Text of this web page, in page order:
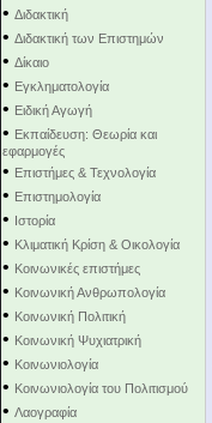
• Διδακτική
• Διδακτική των Επιστημών
• Δίκαιο
• Εγκληματολογία
• Ειδική Αγωγή
• Εκπαίδευση: Θεωρία και
εφαρμογές
• Επιστήμες & Τεχνολογία
• Επιστημολογία
• Ιστορία
• Κλιματική Κρίση & Οικολογία
• Κοινωνικές επιστήμες
• Κοινωνική Ανθρωπολογία
• Κοινωνική Πολιτική
• Κοινωνική Ψυχιατρική
• Κοινωνιολογία
• Κοινωνιολογία του Πολιτισμού
• Λαογραφία